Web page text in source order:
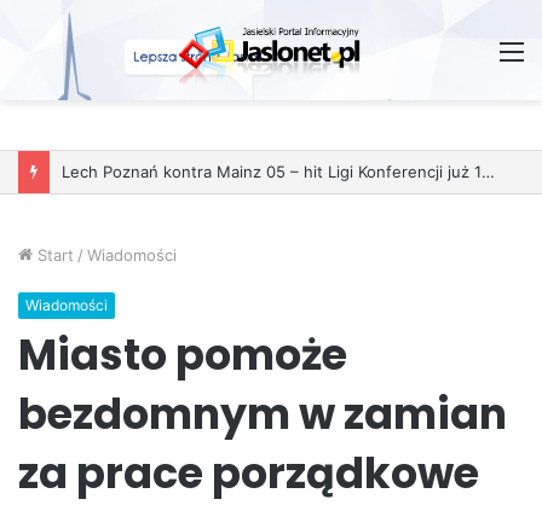
Lech Poznań kontra Mainz 05 – hit Ligi Konferencji już 11 grudnia
Start / Wiadomości
Wiadomości
Miasto pomoże
bezdomnym w zamian
za prace porządkowe